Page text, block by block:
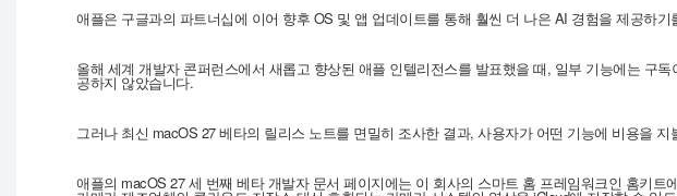
애플은 구글과의 파트너십에 이어 향후 OS 및 앱 업데이트를 통해 훨씬 더 나은 AI 경험을 제공하기
올해 세계 개발자 콘퍼런스에서 새롭고 향상된 애플 인텔리전스를 발표했을 때, 일부 기능에는 구
공하지 않았습니다.
그러나 최신 macOS 27 베타의 릴리스 노트를 면밀히 조사한 결과, 사용자가 어떤 기능에 비용을
애플의 macOS 27 세 번째 베타 개발자 문서 페이지에는 이 회사의 스마트 홈 프레임워크인 홈키